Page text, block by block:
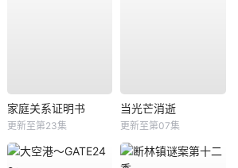
家庭关系证明书
更新至第23集
当光芒消逝
更新至第07集